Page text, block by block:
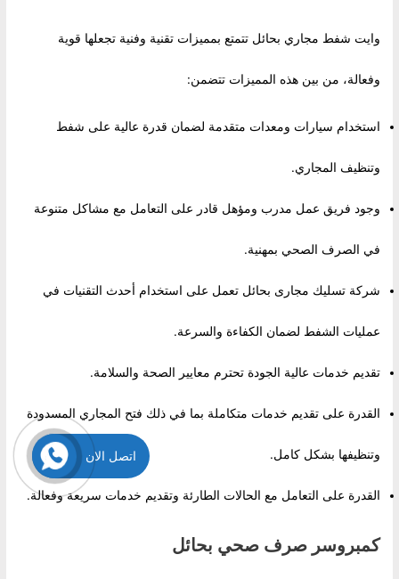
وايت شفط مجاري بحائل تتمتع بمميزات تقنية وفنية تجعلها قوية
وفعالة، من بين هذه المميزات تتضمن:
استخدام سيارات ومعدات متقدمة لضمان قدرة عالية على شفط
وتنظيف المجاري.
وجود فريق عمل مدرب ومؤهل قادر على التعامل مع مشاكل متنوعة
في الصرف الصحي بمهنية.
شركة تسليك مجارى بحائل تعمل على استخدام أحدث التقنيات في
عمليات الشفط لضمان الكفاءة والسرعة.
تقديم خدمات عالية الجودة تحترم معايير الصحة والسلامة.
القدرة على تقديم خدمات متكاملة بما في ذلك فتح المجاري المسدودة
وتنظيفها بشكل كامل.
القدرة على التعامل مع الحالات الطارئة وتقديم خدمات سريعة وفعالة.
كمبروسر صرف صحي بحائل
اتصل الان